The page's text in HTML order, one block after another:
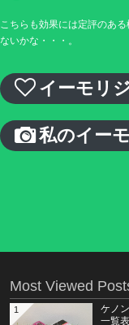
こちらも効果には定評のあ
ないかな・・・。
イーモリ
私のイー
Most Viewed
ケノ
一覧表
1